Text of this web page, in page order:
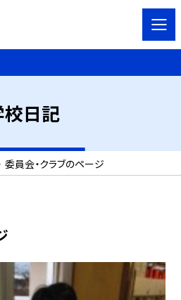
校日記
委員会・クラブのページ